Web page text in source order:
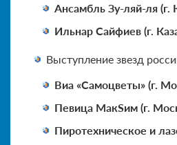
Ансамбль Зу-ляй-ля (г.
Ильнар Сайфиев (г.
Выступление звезд
Виа «Самоцветы» (г.
Певица МакSим (г.
Пиротехническое и